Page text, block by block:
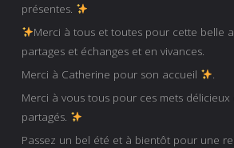
présentes.
Merci à tous et toutes pour cette belle
partages et échanges et en vivances.
Merci à Catherine pour son accueil
.
Merci à vous tous pour ces mets
partagés.
Passez un bel été et à bientôt pour une